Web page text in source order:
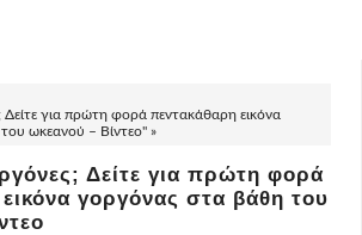
για πρώτη φορά πεντακάθαρη εικόνα
ωκεανού – Βίντεο" »
Δείτε για πρώτη φορά
γοργόνας στα βάθη του